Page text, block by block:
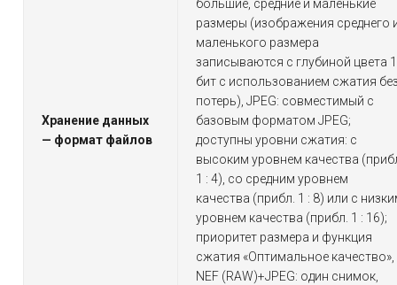
Хранение данных
— формат файлов
большие, средние и маленькие
размеры (изображения среднего
маленького размера
записываются с глубиной цвета
бит с использованием сжатия
потерь), JPEG: совместимый с
базовым форматом JPEG;
доступны уровни сжатия: с
высоким уровнем качества
1 : 4), со средним уровнем
качества (прибл. 1 : 8) или с
уровнем качества (прибл. 1 : 16);
приоритет размера и функция
сжатия «Оптимальное качество»,
NEF (RAW)+JPEG: один снимок,